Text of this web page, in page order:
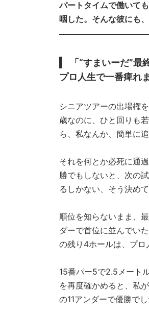
パートタイムで働いて
咽した。そんな彼にも
「“すまいーだ”
プロ人生で一番痺れ
シニアツアーの出場権
歳なのに、ひと回りも
ら、私なんか、簡単に
それを何とか必死に通
勝でもしないと、次の
るしかない、そう決め
順位を知らないまま、
ダーで首位に並んでい
の残り4ホールは、プロ
15番パー5で2.5メート
を再度確かめると、私
の11アンダーで優勝で